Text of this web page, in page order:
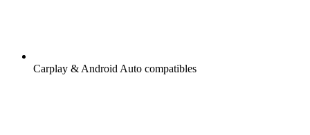
Carplay & Android Auto compatibles